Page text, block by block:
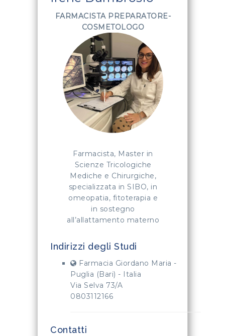
FARMACISTA PREPARATORE-
COSMETOLOGO
Farmacista, Master in
Scienze Tricologiche
Mediche e Chirurgiche,
specializzata in SIBO, in
omeopatia, fitoterapia e
in sostegno
all’allattamento materno
Indirizzi degli Studi
Farmacia Giordano Maria -
Puglia (Bari) - Italia
Via Selva 73/A
0803112166
Contatti